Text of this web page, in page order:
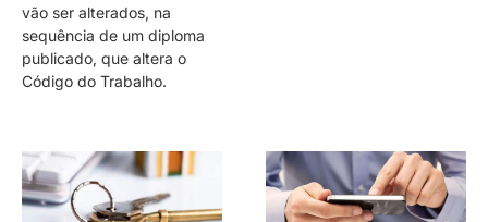
vão ser alterados, na
sequência de um diploma
publicado, que altera o
Código do Trabalho.